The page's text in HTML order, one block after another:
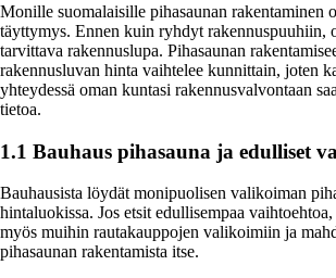
Monille suomalaisille pihasaunan rakentaminen
täyttymys. Ennen kuin ryhdyt rakennuspuuhiin,
tarvittava rakennuslupa. Pihasaunan
rakennusluvan hinta vaihtelee kunnittain, joten
yhteydessä oman kuntasi rakennusvalvontaan
tietoa.
1.1 Bauhaus pihasauna ja edulliset
Bauhausista löydät monipuolisen valikoiman
hintaluokissa. Jos etsit edullisempaa
myös muihin rautakauppojen valikoimiin ja
pihasaunan rakentamista itse.